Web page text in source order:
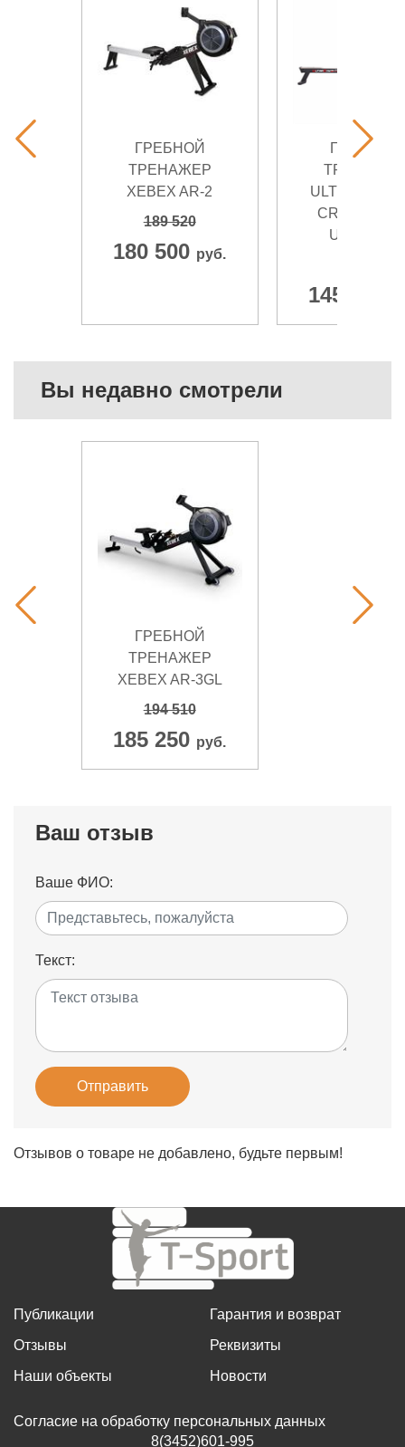
ГРЕБНОЙ
ТРЕНАЖЕР
XEBEX AR-2
189 520
180 500 руб.
ГРЕБНОЙ
ULTRA GYM
CROSS
UG-CP003
145 300
Вы недавно смотрели
ГРЕБНОЙ
ТРЕНАЖЕР
XEBEX AR-3GL
194 510
185 250 руб.
Ваш отзыв
Ваше ФИО:
Текст:
Отправить
Отзывов о товаре не добавлено, будьте первым!
Публикации
Отзывы
Наши объекты
Гарантия и возврат
Реквизиты
Новости
Согласие на обработку персональных данных
8(3452)601-995